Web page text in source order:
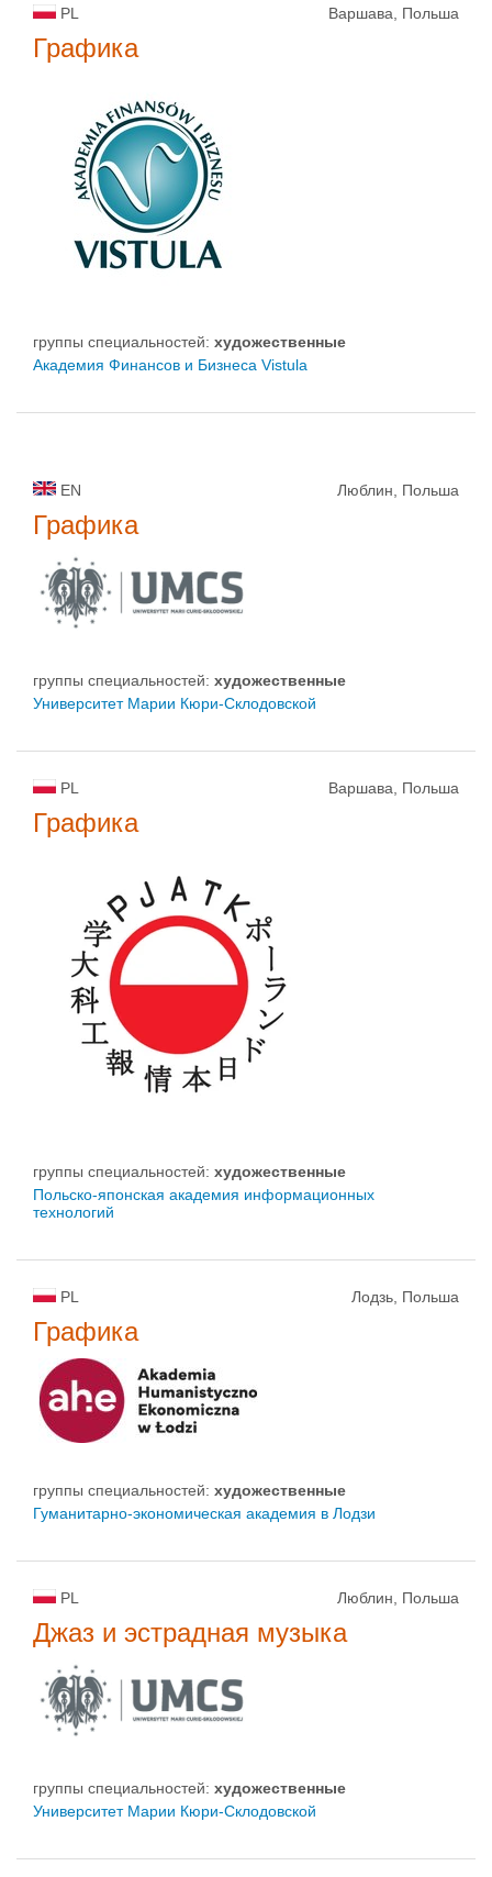
PL Варшава, Польша
Графика
группы специальностей: художественные
Академия Финансов и Бизнеса Vistula
EN Люблин, Польша
Графика
группы специальностей: художественные
Университет Марии Кюри-Склодовской
PL Варшава, Польша
Графика
группы специальностей: художественные
Польско-японская академия информационных
технологий
PL Лодзь, Польша
Графика
группы специальностей: художественные
Гуманитарно-экономическая академия в Лодзи
PL Люблин, Польша
Джаз и эстрадная музыка
группы специальностей: художественные
Университет Марии Кюри-Склодовской